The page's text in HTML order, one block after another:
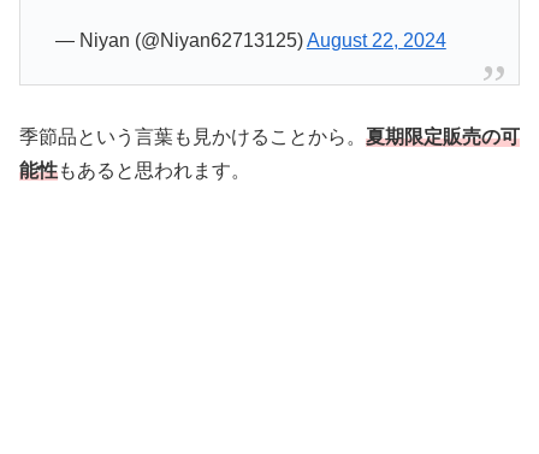
— Niyan (@Niyan62713125)August 22, 2024
季節品という言葉も見かけることから。 夏期限定販売の可
能性もあると思われます。